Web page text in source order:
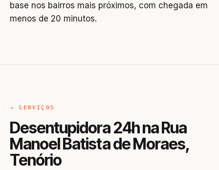
base nos bairros mais próximos, com chegada em
menos de 20 minutos.
→ SERVIÇOS
Desentupidora 24h na Rua
Manoel Batista de Moraes,
Tenório